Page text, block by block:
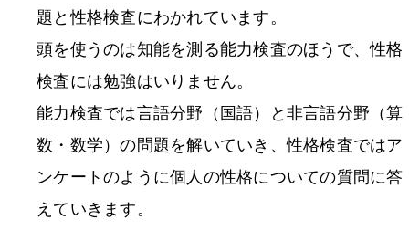
題と性格検査にわかれています。
頭を使うのは知能を測る能力検査のほうで、性格
検査には勉強はいりません。
能力検査では言語分野（国語）と非言語分野（算
数・数学）の問題を解いていき、性格検査ではア
ンケートのように個人の性格についての質問に答
えていきます。